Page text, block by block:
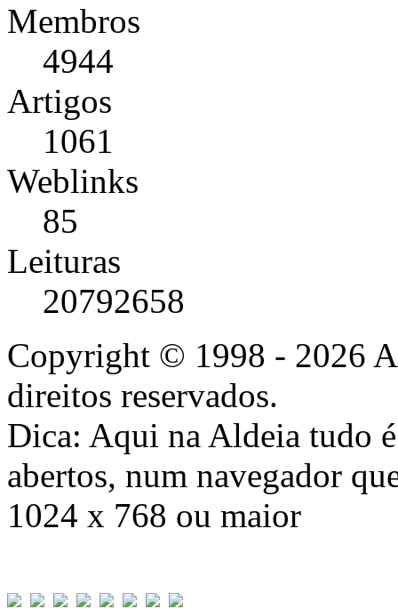
Membros
4944
Artigos
1061
Weblinks
85
Leituras
20792658
Copyright © 1998 - 2026
direitos reservados.
Dica: Aqui na Aldeia tudo
abertos, num navegador
1024 x 768 ou maior